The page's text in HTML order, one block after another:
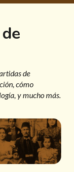
de
cómo
y mucho más.